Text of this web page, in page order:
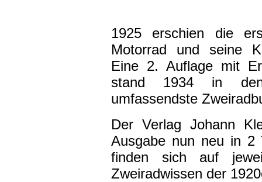
1925 erschien die
Motorrad und seine
Eine 2. Auflage mit
stand 1934 in
umfassendste
Der Verlag Johann
Ausgabe nun neu in 2
finden sich auf
Zweiradwissen der